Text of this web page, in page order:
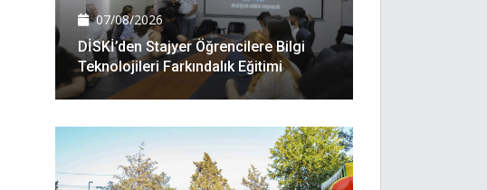
07/08/2026
DİSKİ’den Stajyer Öğrencilere Bilgi
Teknolojileri Farkındalık Eğitimi